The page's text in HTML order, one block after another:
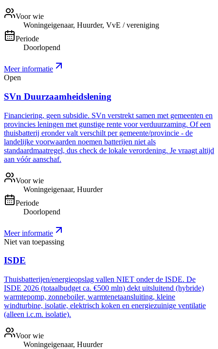
Voor wie
Woningeigenaar, Huurder, VvE / vereniging
Periode
Doorlopend
Meer informatie
Open
SVn Duurzaamheidslening
Financiering, geen subsidie. SVn verstrekt samen met gemeenten en
provincies leningen met gunstige rente voor verduurzaming. Of een
thuisbatterij eronder valt verschilt per gemeente/provincie - de
landelijke voorwaarden noemen batterijen niet als
standaardmaatregel, dus check de lokale verordening. Je vraagt altijd
aan vóór aanschaf.
Voor wie
Woningeigenaar, Huurder
Periode
Doorlopend
Meer informatie
Niet van toepassing
ISDE
Thuisbatterijen/energieopslag vallen NIET onder de ISDE. De
ISDE 2026 (totaalbudget ca. €500 mln) dekt uitsluitend (hybride)
warmtepomp, zonneboiler, warmtenetaansluiting, kleine
windturbine, isolatie, elektrisch koken en energiezuinige ventilatie
(alleen i.c.m. isolatie).
Voor wie
Woningeigenaar, Huurder